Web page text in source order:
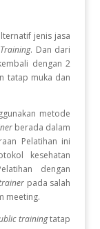
jenis jasa
. Dan dari
dengan 2
tatap muka dan
metode
berada dalam
Pelatihan ini
kesehatan
dengan
pada salah
meeting.
trainingtatap